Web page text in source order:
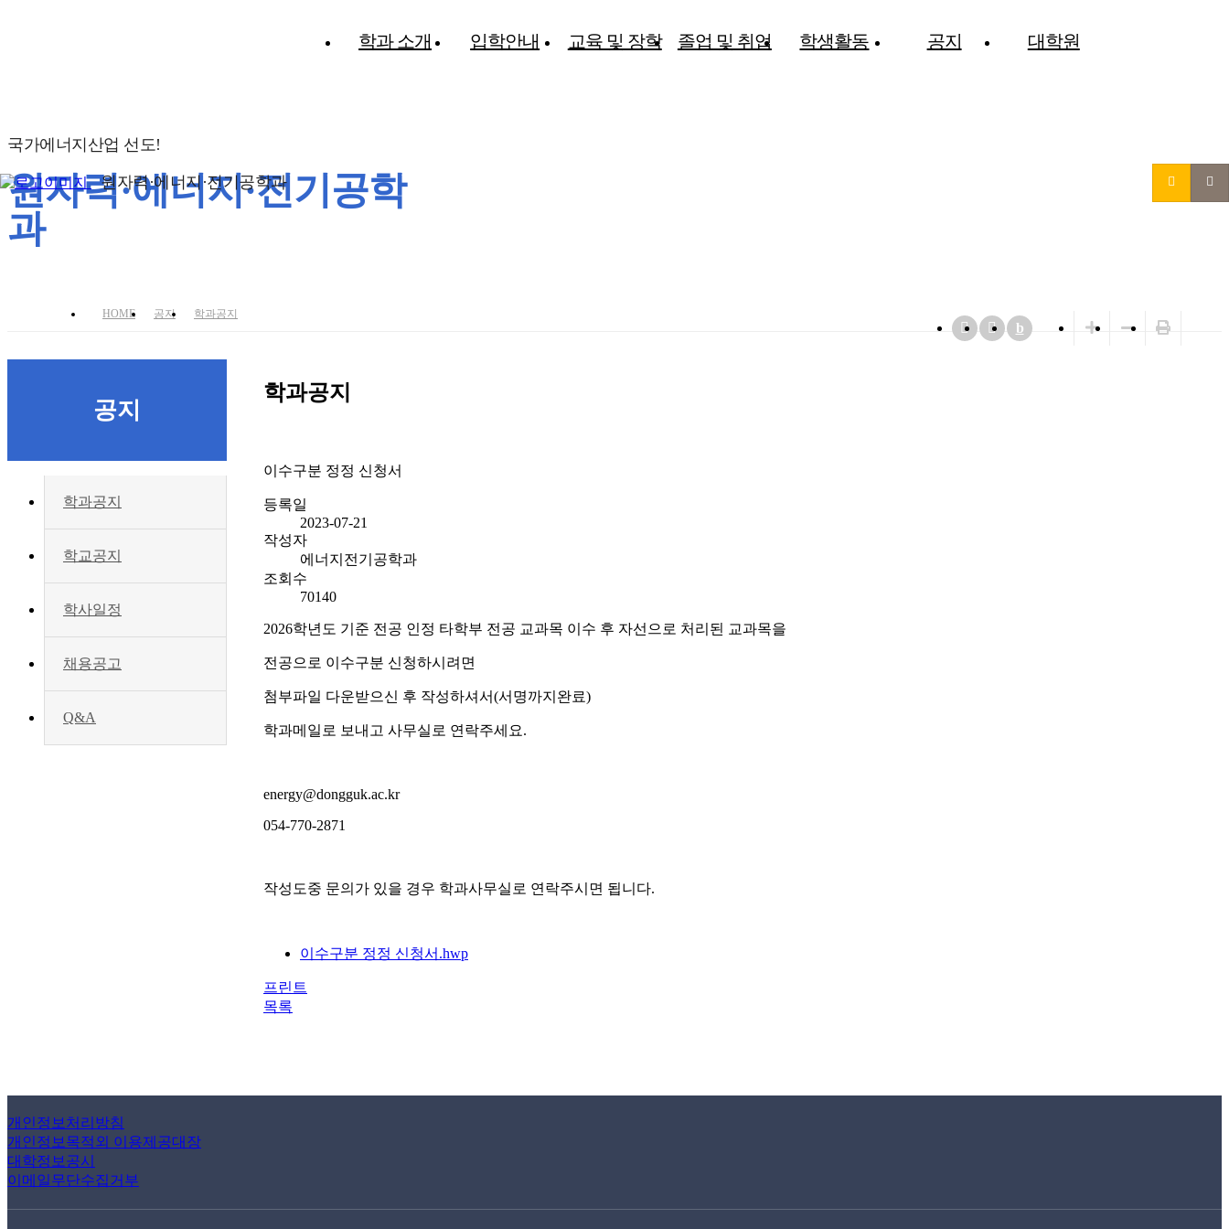
원자력·에너지·전기공학과
학과 소개 입학안내 교육 및 장학 졸업 및 취업 학생활동 공지 대학원
국가에너지산업 선도!
원자력·에너지·전기공학
과
HOME 공지 학과공지
b
공지
학과공지
학교공지
학사일정
채용공고
Q&A
학과공지
이수구분 정정 신청서
등록일
2023-07-21
작성자
에너지전기공학과
조회수
70140
2026학년도 기준 전공 인정 타학부 전공 교과목 이수 후 자선으로 처리된 교과목을
전공으로 이수구분 신청하시려면
첨부파일 다운받으신 후 작성하셔서(서명까지완료)
학과메일로 보내고 사무실로 연락주세요.
energy@dongguk.ac.kr
054-770-2871
작성도중 문의가 있을 경우 학과사무실로 연락주시면 됩니다.
이수구분 정정 신청서.hwp
프린트
목록
개인정보처리방침
개인정보목적외 이용제공대장
대학정보공시
이메일무단수집거부